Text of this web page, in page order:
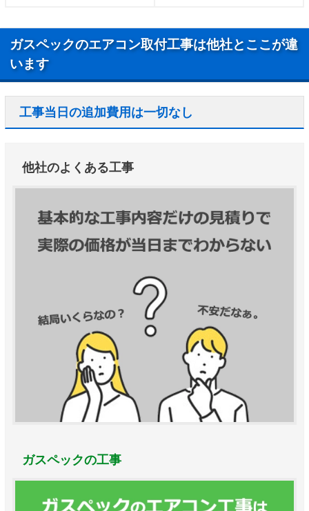
ガスペックのエアコン取付工事は他社とここが違
います
工事当日の追加費用は一切なし
他社のよくある工事
ガスペックの工事